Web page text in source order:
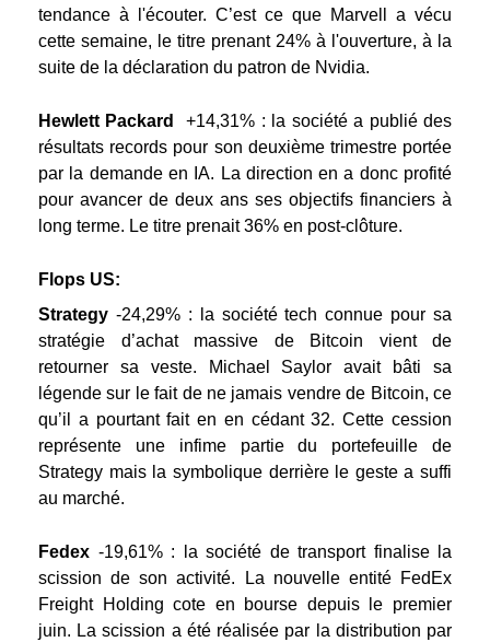
tendance à l'écouter. C’est ce que Marvell a vécu
cette semaine, le titre prenant 24% à l'ouverture, à la
suite de la déclaration du patron de Nvidia.
Hewlett Packard +14,31% : la société a publié des
résultats records pour son deuxième trimestre portée
par la demande en IA. La direction en a donc profité
pour avancer de deux ans ses objectifs financiers à
long terme. Le titre prenait 36% en post-clôture.
Flops US:
Strategy -24,29%: la société tech connue pour sa
stratégie d’achat massive de Bitcoin vient de
retourner sa veste. Michael Saylor avait bâti sa
légende sur le fait de ne jamais vendre de Bitcoin, ce
qu’il a pourtant fait en en cédant 32. Cette cession
représente une infime partie du portefeuille de
Strategy mais la symbolique derrière le geste a suffi
au marché.
Fedex -19,61%: la société de transport finalise la
scission de son activité. La nouvelle entité FedEx
Freight Holding cote en bourse depuis le premier
juin. La scission a été réalisée par la distribution par